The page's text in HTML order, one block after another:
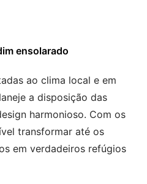
ensolarado
ao clima local e em
a disposição das
harmonioso. Com os
transformar até os
em verdadeiros refúgios